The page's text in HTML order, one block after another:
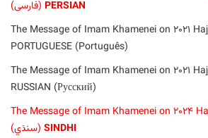
PERSIAN (فارسی)
– The Message of Imam Khamenei on 2021
PORTUGUESE (Português)
– The Message of Imam Khamenei on 2021
RUSSIAN (Русский)
SINDHI (سنڌي)